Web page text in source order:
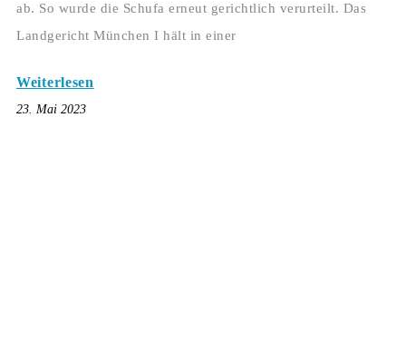
ab. So wurde die Schufa erneut gerichtlich verurteilt. Das
Landgericht München I hält in einer
Weiterlesen
23. Mai 2023